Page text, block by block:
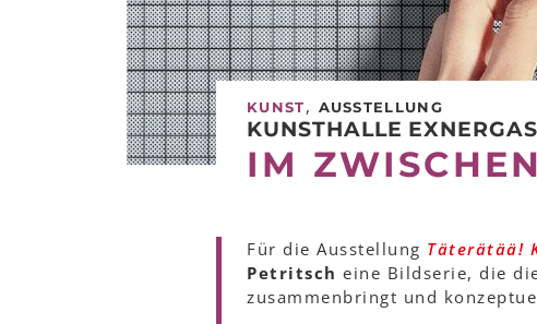
KUNST, AUSSTELLUNG
KUNSTHALLE
IM
Für die Ausstellung Täterätää!
Petritsch eine Bildserie, die
zusammenbringt und